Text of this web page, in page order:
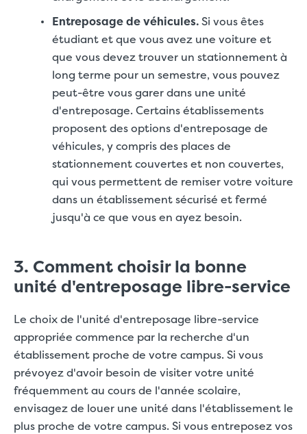
Entreposage de véhicules.Si vous êtes
étudiant et que vous avez une voiture et
que vous devez trouver un stationnement à
long terme pour un semestre, vous pouvez
peut-être vous garer dans une unité
d'entreposage. Certains établissements
proposent des options d'entreposage de
véhicules, y compris des places de
stationnement couvertes et non couvertes,
qui vous permettent de remiser votre voiture
dans un établissement sécurisé et fermé
jusqu'à ce que vous en ayez besoin.
3. Comment choisir la bonne
unité d'entreposage libre-service
Le choix de l'unité d'entreposage libre-service
appropriée commence par la recherche d'un
établissement proche de votre campus. Si vous
prévoyez d'avoir besoin de visiter votre unité
fréquemment au cours de l'année scolaire,
envisagez de louer une unité dans l'établissement le
plus proche de votre campus. Si vous entreposez vos